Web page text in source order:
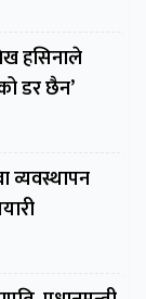
हसिनाले
डर छैन’
व्यवस्थापन